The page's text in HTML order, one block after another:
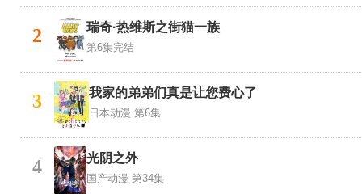
2 瑞奇·热维斯之街猫一族
第6集完结
3 我家的弟弟们真是让您费心了
日本动漫 第6集
4 光阴之外
国产动漫 第34集